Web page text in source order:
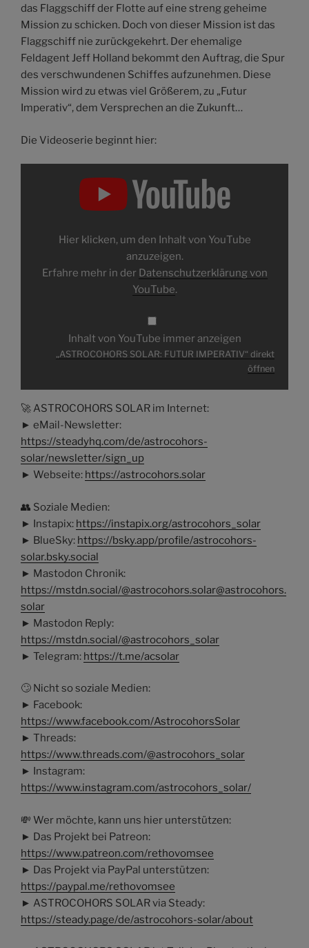
das Flaggschiff der Flotte auf eine streng geheime
Mission zu schicken. Doch von dieser Mission ist das
Flaggschiff nie zurückgekehrt. Der ehemalige
Feldagent Jeff Holland bekommt den Auftrag, die Spur
des verschwundenen Schiffes aufzunehmen. Diese
Mission wird zu etwas viel Größerem, zu „Futur
Imperativ“, dem Versprechen an die Zukunft…
Die Videoserie beginnt hier:
„ASTROCOHORS
Hier klicken, um den Inhalt von YouTube
anzuzeigen.
Erfahre mehr in der Datenschutzerklärung von
YouTube.
Inhalt von YouTube immer anzeigen
„ASTROCOHORS SOLAR: FUTUR IMPERATIV“ direkt
öffnen
🚀 ASTROCOHORS SOLAR im Internet:
► eMail-Newsletter:
https://steadyhq.com/de/astrocohors-
solar/newsletter/sign_up
► Webseite: https://astrocohors.solar
👥 Soziale Medien:
► Instapix: https://instapix.org/astrocohors_solar
► BlueSky: https://bsky.app/profile/astrocohors-
solar.bsky.social
► Mastodon Chronik:
https://mstdn.social/@astrocohors.solar@astrocohors.
solar
► Mastodon Reply:
https://mstdn.social/@astrocohors_solar
► Telegram: https://t.me/acsolar
🙄 Nicht so soziale Medien:
► Facebook:
https://www.facebook.com/AstrocohorsSolar
► Threads:
https://www.threads.com/@astrocohors_solar
► Instagram:
https://www.instagram.com/astrocohors_solar/
💸 Wer möchte, kann uns hier unterstützen:
► Das Projekt bei Patreon:
https://www.patreon.com/rethovomsee
► Das Projekt via PayPal unterstützen:
https://paypal.me/rethovomsee
► ASTROCOHORS SOLAR via Steady:
https://steady.page/de/astrocohors-solar/about